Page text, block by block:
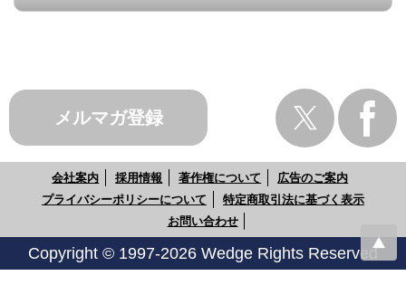
メルマガ登録
会社案内 採用情報 著作権について
広告のご案内
プライバシーポリシーについて
特定商取引法に基づく表示
お問い合わせ
Copyright © 1997-2026 Wedge Rights Reserved